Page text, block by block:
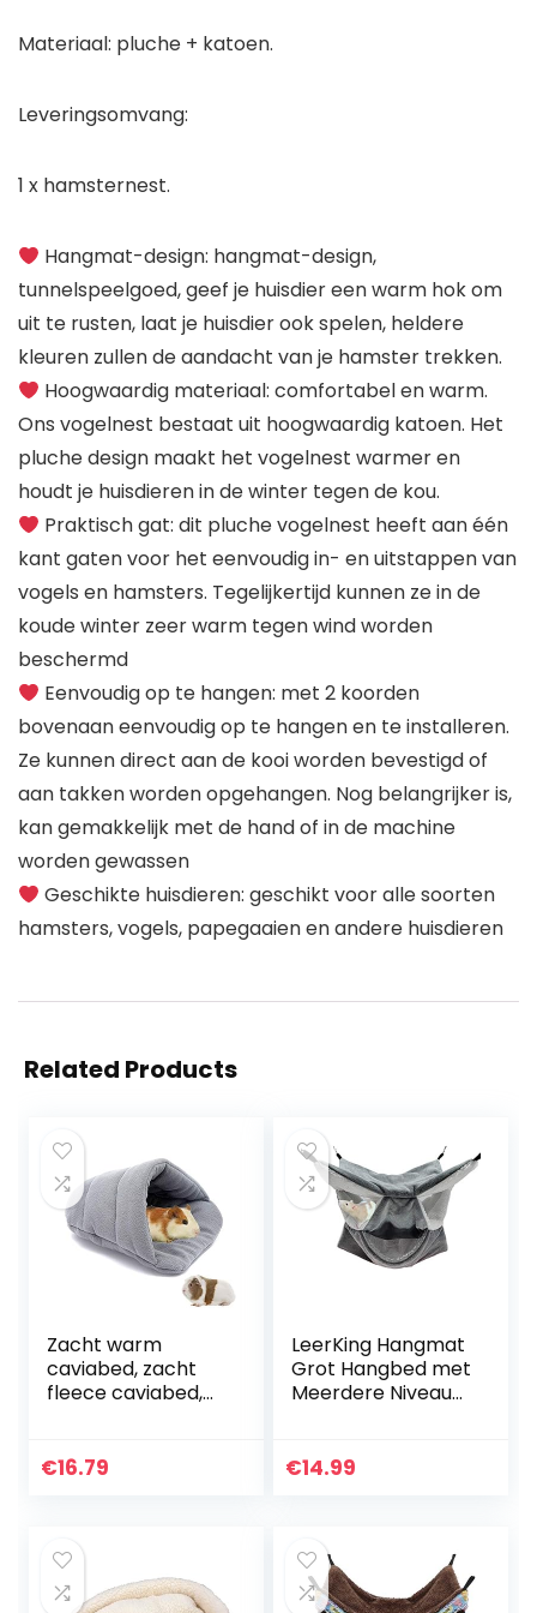
Materiaal: pluche + katoen.
Leveringsomvang:
1 x hamsternest.
Hangmat-design: hangmat-design,
tunnelspeelgoed, geef je huisdier een warm hok om
uit te rusten, laat je huisdier ook spelen, heldere
kleuren zullen de aandacht van je hamster trekken.
Hoogwaardig materiaal: comfortabel en warm.
Ons vogelnest bestaat uit hoogwaardig katoen. Het
pluche design maakt het vogelnest warmer en
houdt je huisdieren in de winter tegen de kou.
Praktisch gat: dit pluche vogelnest heeft aan één
kant gaten voor het eenvoudig in- en uitstappen van
vogels en hamsters. Tegelijkertijd kunnen ze in de
koude winter zeer warm tegen wind worden
beschermd
Eenvoudig op te hangen: met 2 koorden
bovenaan eenvoudig op te hangen en te installeren.
Ze kunnen direct aan de kooi worden bevestigd of
aan takken worden opgehangen. Nog belangrijker is,
kan gemakkelijk met de hand of in de machine
worden gewassen
Geschikte huisdieren: geschikt voor alle soorten
hamsters, vogels, papegaaien en andere huisdieren
Related Products
Zacht warm
caviabed, zacht
fleece caviabed,
gezellige
€16.79
LeerKing Hangmat
Grot Hangbed met
Meerdere Niveaus
Intellectueel
€14.99